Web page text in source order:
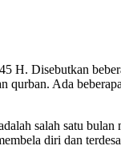
H. Disebutkan
qurban. Ada
salah satu bulan
diri dan